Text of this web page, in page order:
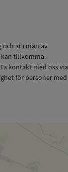
är i mån av
tillkomma.
kontakt med oss via
för personer med